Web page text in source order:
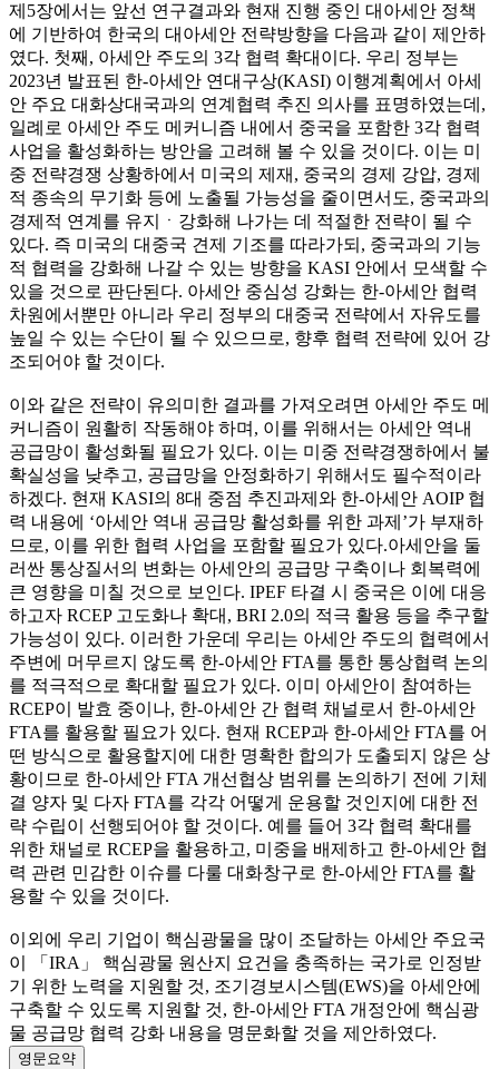
제5장에서는 앞선 연구결과와 현재 진행 중인 대아세안 정책
에 기반하여 한국의 대아세안 전략방향을 다음과 같이 제안하
였다. 첫째, 아세안 주도의 3각 협력 확대이다. 우리 정부는
2023년 발표된 한-아세안 연대구상(KASI) 이행계획에서 아세
안 주요 대화상대국과의 연계협력 추진 의사를 표명하였는데,
일례로 아세안 주도 메커니즘 내에서 중국을 포함한 3각 협력
사업을 활성화하는 방안을 고려해 볼 수 있을 것이다. 이는 미
중 전략경쟁 상황하에서 미국의 제재, 중국의 경제 강압, 경제
적 종속의 무기화 등에 노출될 가능성을 줄이면서도, 중국과의
경제적 연계를 유지ㆍ강화해 나가는 데 적절한 전략이 될 수
있다. 즉 미국의 대중국 견제 기조를 따라가되, 중국과의 기능
적 협력을 강화해 나갈 수 있는 방향을 KASI 안에서 모색할 수
있을 것으로 판단된다. 아세안 중심성 강화는 한-아세안 협력
차원에서뿐만 아니라 우리 정부의 대중국 전략에서 자유도를
높일 수 있는 수단이 될 수 있으므로, 향후 협력 전략에 있어 강
조되어야 할 것이다.
이와 같은 전략이 유의미한 결과를 가져오려면 아세안 주도 메
커니즘이 원활히 작동해야 하며, 이를 위해서는 아세안 역내
공급망이 활성화될 필요가 있다. 이는 미중 전략경쟁하에서 불
확실성을 낮추고, 공급망을 안정화하기 위해서도 필수적이라
하겠다. 현재 KASI의 8대 중점 추진과제와 한-아세안 AOIP 협
력 내용에 ‘아세안 역내 공급망 활성화를 위한 과제’가 부재하
므로, 이를 위한 협력 사업을 포함할 필요가 있다.아세안을 둘
러싼 통상질서의 변화는 아세안의 공급망 구축이나 회복력에
큰 영향을 미칠 것으로 보인다. IPEF 타결 시 중국은 이에 대응
하고자 RCEP 고도화나 확대, BRI 2.0의 적극 활용 등을 추구할
가능성이 있다. 이러한 가운데 우리는 아세안 주도의 협력에서
주변에 머무르지 않도록 한-아세안 FTA를 통한 통상협력 논의
를 적극적으로 확대할 필요가 있다. 이미 아세안이 참여하는
RCEP이 발효 중이나, 한-아세안 간 협력 채널로서 한-아세안
FTA를 활용할 필요가 있다. 현재 RCEP과 한-아세안 FTA를 어
떤 방식으로 활용할지에 대한 명확한 합의가 도출되지 않은 상
황이므로 한-아세안 FTA 개선협상 범위를 논의하기 전에 기체
결 양자 및 다자 FTA를 각각 어떻게 운용할 것인지에 대한 전
략 수립이 선행되어야 할 것이다. 예를 들어 3각 협력 확대를
위한 채널로 RCEP을 활용하고, 미중을 배제하고 한-아세안 협
력 관련 민감한 이슈를 다룰 대화창구로 한-아세안 FTA를 활
용할 수 있을 것이다.
이외에 우리 기업이 핵심광물을 많이 조달하는 아세안 주요국
이 「IRA」 핵심광물 원산지 요건을 충족하는 국가로 인정받
기 위한 노력을 지원할 것, 조기경보시스템(EWS)을 아세안에
구축할 수 있도록 지원할 것, 한-아세안 FTA 개정안에 핵심광
물 공급망 협력 강화 내용을 명문화할 것을 제안하였다.
영문요약